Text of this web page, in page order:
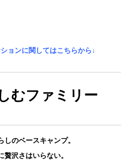
ョンに関してはこちらから↓
むファミリー
しのベースキャンプ。
贅沢さはいらない。